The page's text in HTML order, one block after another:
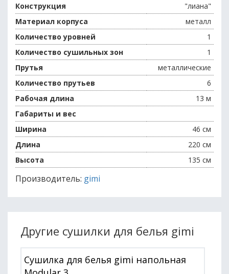
Конструкция
"лиана"
Материал корпуса
металл
Количество уровней
1
Количество сушильных зон
1
Прутья
металлические
Количество прутьев
6
Рабочая длина
13 м
Габариты и вес
Ширина
46 см
Длина
220 см
Высота
135 см
Производитель: gimi
Другие сушилки для белья gimi
Сушилка для белья gimi напольная